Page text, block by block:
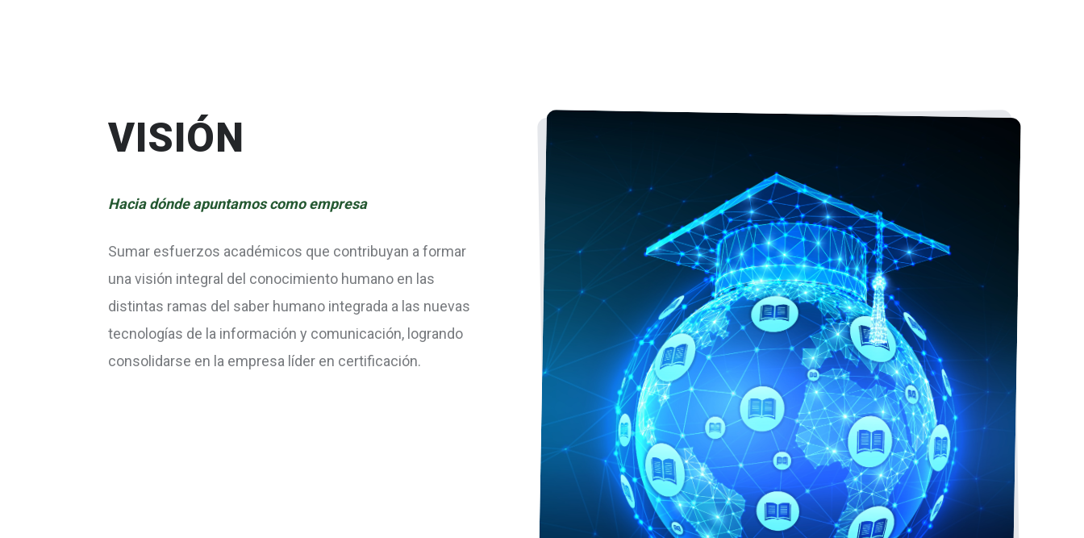
VISIÓN
Hacia dónde apuntamos como empresa
Sumar esfuerzos académicos que contribuyan a formar
una visión integral del conocimiento humano en las
distintas ramas del saber humano integrada a las nuevas
tecnologías de la información y comunicación, logrando
consolidarse en la empresa líder en certificación.